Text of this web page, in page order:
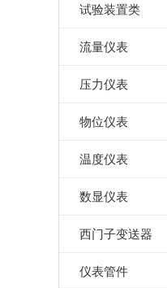
试验装置类
流量仪表
压力仪表
物位仪表
温度仪表
数显仪表
西门子变送器
仪表管件